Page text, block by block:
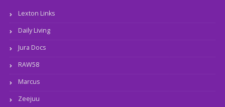
Lexton Links
Daily Living
Jura Docs
RAW58
Marcus
Zeejuu